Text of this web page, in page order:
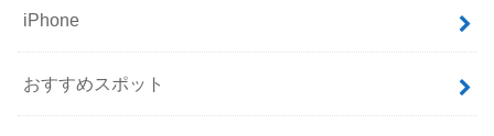
iPhone
おすすめスポット